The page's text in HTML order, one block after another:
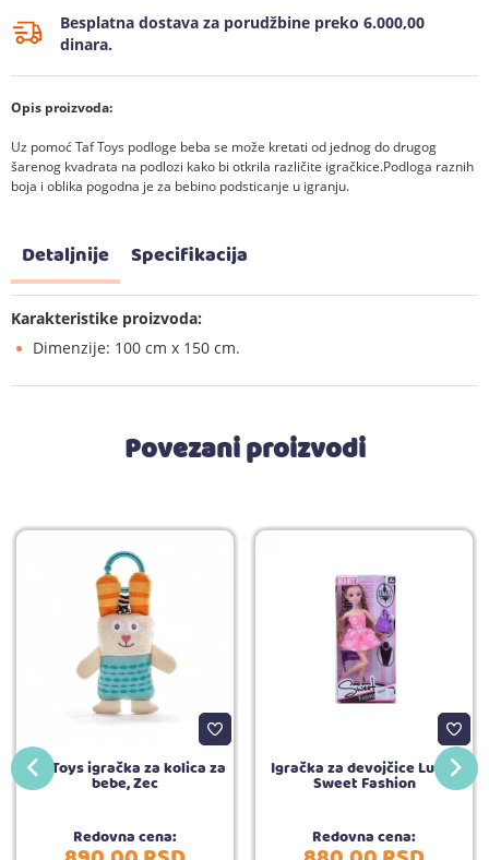
Besplatna dostava za porudžbine preko 6.000,00
dinara.
Opis proizvoda:
Uz pomoć Taf Toys podloge beba se može kretati od jednog do drugog
šarenog kvadrata na podlozi kako bi otkrila različite igračkice.Podloga raznih
boja i oblika pogodna je za bebino podsticanje u igranju.
Detaljnije Specifikacija
Karakteristike proizvoda:
Dimenzije: 100 cm x 150 cm.
Povezani proizvodi
Taf Toys igračka za kolica za
bebe, Zec
Redovna cena:
Igračka za devojčice Lutka
Sweet Fashion
Redovna cena: